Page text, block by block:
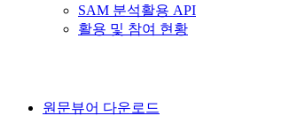
SAM 분석활용 API
활용 및 참여 현황
원문뷰어 다운로드